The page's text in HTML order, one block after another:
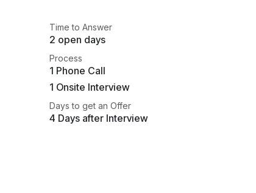
Time to Answer
2 open days
Process
1 Phone Call
1 Onsite Interview
Days to get an Offer
4 Days after Interview